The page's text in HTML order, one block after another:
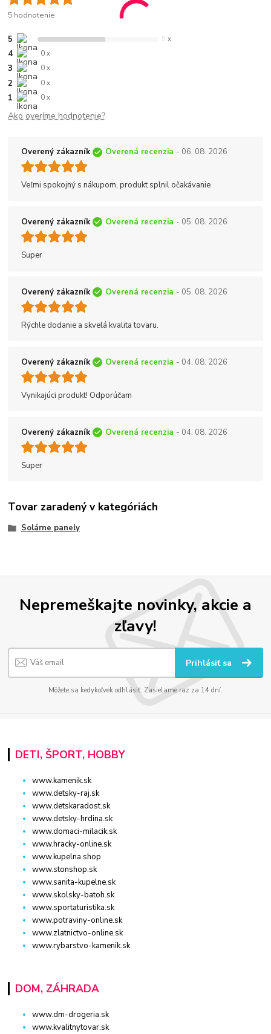
5 hodnotenie
5 5 x
4 0 x
3 0 x
2 0 x
1 0 x
Ako overíme hodnotenie?
Overený zákazník Overená recenzia - 06. 08. 2026
Veľmi spokojný s nákupom, produkt splnil očakávanie
Overený zákazník Overená recenzia - 05. 08. 2026
Super
Overený zákazník Overená recenzia - 05. 08. 2026
Rýchle dodanie a skvelá kvalita tovaru.
Overený zákazník Overená recenzia - 04. 08. 2026
Vynikajúci produkt! Odporúčam
Overený zákazník Overená recenzia - 04. 08. 2026
Super
Tovar zaradený v kategóriách
Solárne panely
Nepremeškajte novinky, akcie a
zľavy!
Prihlásiť sa
Môžete sa kedykoľvek odhlásiť. Zasielame raz za 14 dní.
DETI, ŠPORT, HOBBY
www.kamenik.sk
www.detsky-raj.sk
www.detskaradost.sk
www.detsky-hrdina.sk
www.domaci-milacik.sk
www.hracky-online.sk
www.kupelna.shop
www.stonshop.sk
www.sanita-kupelne.sk
www.skolsky-batoh.sk
www.sportaturistika.sk
www.potraviny-online.sk
www.zlatnictvo-online.sk
www.rybarstvo-kamenik.sk
DOM, ZÁHRADA
www.dm-drogeria.sk
www.kvalitnytovar.sk